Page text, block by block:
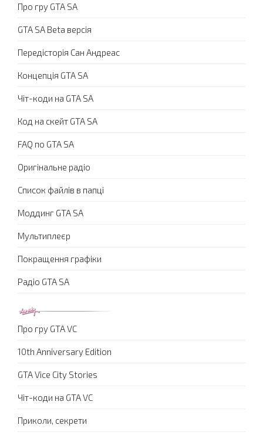
Про гру GTA SA
GTA SA Beta версія
Передісторія Сан Андреас
Концепція GTA SA
Чіт-коди на GTA SA
Код на скейт GTA SA
FAQ по GTA SA
Оригінальне радіо
Список файлів в папці
Моддинг GTA SA
Мультиплеєр
Покращення графіки
Радіо GTA SA
Про гру GTA VC
10th Anniversary Edition
GTA Vice City Stories
Чіт-коди на GTA VC
Приколи, секрети